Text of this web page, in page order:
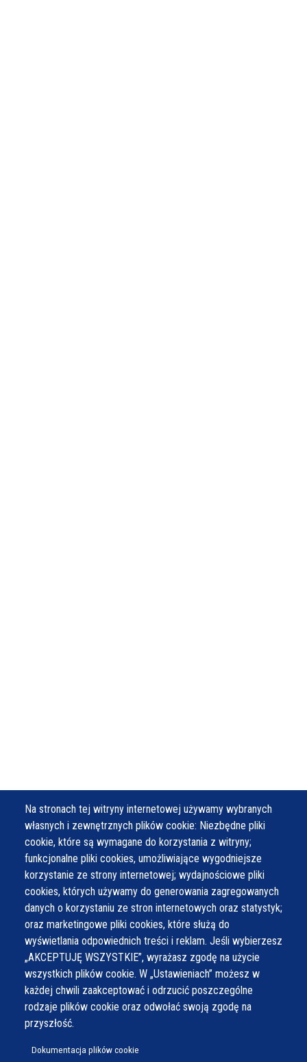
Na stronach tej witryny internetowej używamy wybranych
własnych i zewnętrznych plików cookie: Niezbędne pliki
cookie, które są wymagane do korzystania z witryny;
funkcjonalne pliki cookies, umożliwiające wygodniejsze
korzystanie ze strony internetowej; wydajnościowe pliki
cookies, których używamy do generowania zagregowanych
danych o korzystaniu ze stron internetowych oraz statystyk;
oraz marketingowe pliki cookies, które służą do
wyświetlania odpowiednich treści i reklam. Jeśli wybierzesz
„AKCEPTUJĘ WSZYSTKIE”, wyrażasz zgodę na użycie
wszystkich plików cookie. W „Ustawieniach” możesz w
każdej chwili zaakceptować i odrzucić poszczególne
rodzaje plików cookie oraz odwołać swoją zgodę na
przyszłość.
Dokumentacja plików cookie